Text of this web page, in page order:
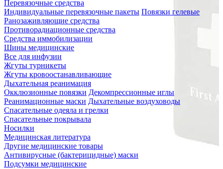
Перевязочные средства
Индивидуальные перевязочные пакеты Повязки гелевые
Ранозаживляющие средства
Противорадиационные средства
Средства иммобилизации
Шины медицинские
Все для инфузии
Жгуты турникеты
Жгуты кровоостанавливающие
Дыхательная реанимация
Окклюзионные повязки Декомпрессионные иглы
Реанимационные маски Дыхательные воздуховоды
Спасательные одеяла и грелки
Спасательные покрывала
Носилки
Медицинская литература
Другие медицинские товары
Антивирусные (бактерицидные) маски
Подсумки медицинские